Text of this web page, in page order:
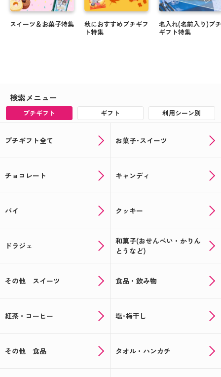
スイーツ＆お菓子特集
秋におすすめプチギフ
ト特集
名入れ(名前入り)プチ
ギフト特集
検索メニュー
プチギフト ギフト 利用シーン別
プチギフト全て お菓子･スイーツ
チョコレート キャンディ
パイ クッキー
ドラジェ
和菓子(おせんべい・かりん
とうなど)
その他 スイーツ 食品・飲み物
紅茶・コーヒー 塩･梅干し
その他 食品 タオル・ハンカチ